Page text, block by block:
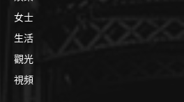
女士
生活
觀光
視頻